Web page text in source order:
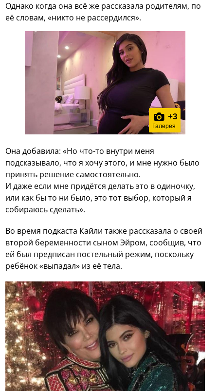
Однако когда она всё же рассказала родителям, по
её словам, «никто не рассердился».
+3
Галерея
Она добавила: «Но что-то внутри меня
подсказывало, что я хочу этого, и мне нужно было
принять решение самостоятельно.
И даже если мне придётся делать это в одиночку,
или как бы то ни было, это тот выбор, который я
собираюсь сделать».
Во время подкаста Кайли также рассказала о своей
второй беременности сыном Эйром, сообщив, что
ей был предписан постельный режим, поскольку
ребёнок «выпадал» из её тела.